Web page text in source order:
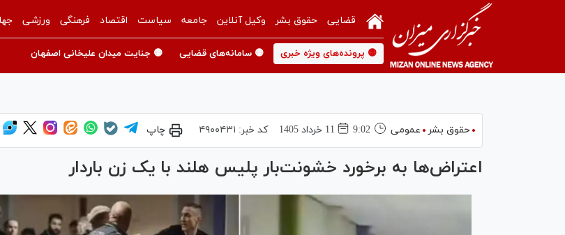
قضایی حقوق بشر وکیل آنلاین جامعه سیاست اقتصاد فرهنگی ورزشی
🟡 پرونده‌های ویژه خبری 🟡 سامانه‌های قضایی 🟡 جنایت میدان علیخانی اصفهان
حقوق بشر عمومی 9:02 11 خرداد 1405 کد خبر: ۴۹۰۰۴۳۱ چاپ
اعتراض‌ها به برخورد خشونت‌بار پلیس هلند با یک زن باردار